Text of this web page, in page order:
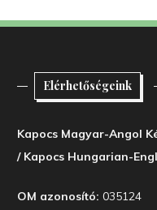
Elérhetőségeink
Kapocs Magyar-Angol
/ Kapocs Hungarian-
OM azonosító: 035124